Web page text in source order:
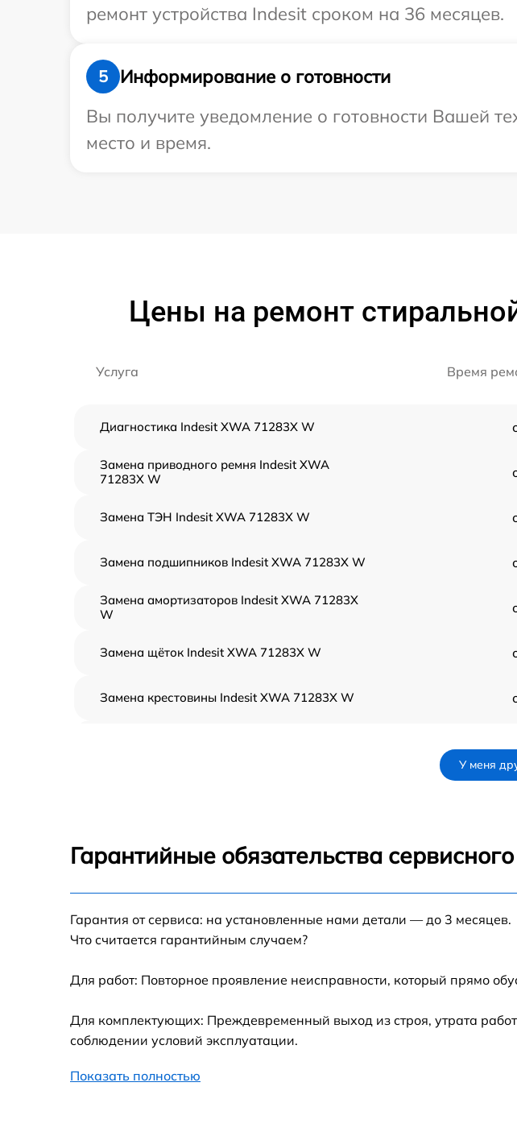
ремонт устройства Indesit сроком на 36 месяцев.
5
Информирование о готовности
Вы получите уведомление о готовности Вашей
место и время.
Цены на ремонт
Услуга Время
Диагностика Indesit XWA 71283X W
Замена приводного ремня Indesit XWA
71283X W
Замена ТЭН Indesit XWA 71283X W
Замена подшипников Indesit XWA 71283X W
Замена амортизаторов Indesit XWA 71283X
W
Замена щёток Indesit XWA 71283X W
Замена крестовины Indesit XWA 71283X W
Замена УБЛ Indesit XWA 71283X W
XWA 71283X W
71283X W
Замена сливного насоса Indesit XWA 71283X
У меня
Гарантийные обязательства
Гарантия от сервиса: на установленные нами детали — до 3 месяцев.
Что считается гарантийным случаем?
Для работ: Повторное проявление неисправности, который прямо
Для комплектующих: Преждевременный выход из строя, утрата
соблюдении условий эксплуатации.
Показать полностью